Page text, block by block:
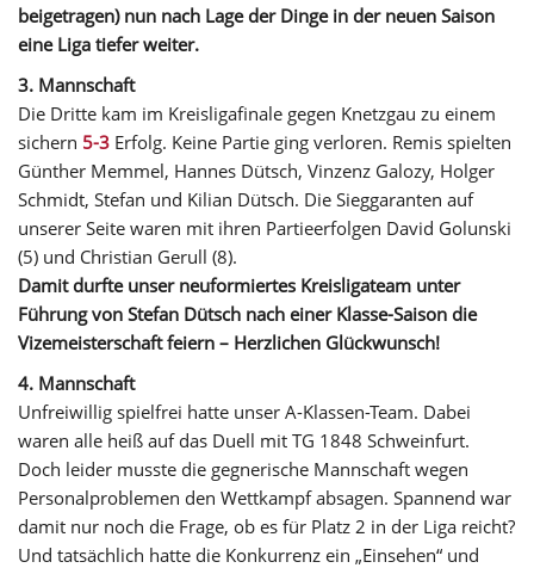
beigetragen) nun nach Lage der Dinge in der neuen Saison
eine Liga tiefer weiter.
3. Mannschaft
Die Dritte kam im Kreisligafinale gegen Knetzgau zu einem
sichern 5-3 Erfolg. Keine Partie ging verloren. Remis spielten
Günther Memmel, Hannes Dütsch, Vinzenz Galozy, Holger
Schmidt, Stefan und Kilian Dütsch. Die Sieggaranten auf
unserer Seite waren mit ihren Partieerfolgen David Golunski
(5) und Christian Gerull (8).
Damit durfte unser neuformiertes Kreisligateam unter
Führung von Stefan Dütsch nach einer Klasse-Saison die
Vizemeisterschaft feiern – Herzlichen Glückwunsch!
4. Mannschaft
Unfreiwillig spielfrei hatte unser A-Klassen-Team. Dabei
waren alle heiß auf das Duell mit TG 1848 Schweinfurt.
Doch leider musste die gegnerische Mannschaft wegen
Personalproblemen den Wettkampf absagen. Spannend war
damit nur noch die Frage, ob es für Platz 2 in der Liga reicht?
Und tatsächlich hatte die Konkurrenz ein „Einsehen“ und